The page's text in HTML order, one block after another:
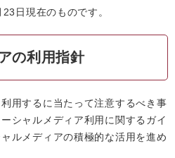
日現在のものです。
の利用指針
用するに当たって注意するべき事
シャルメディア利用に関するガイ
ルメディアの積極的な活用を進め